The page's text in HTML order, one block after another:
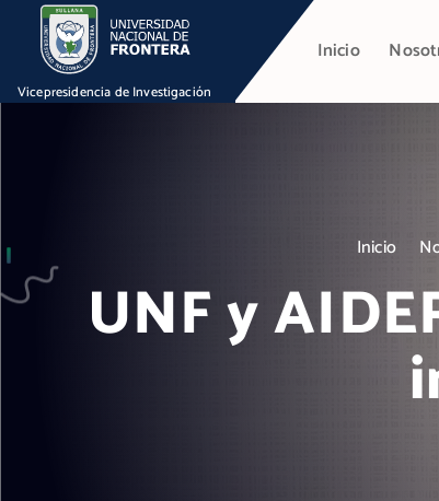
e
Vicepresidencia de Investigación
Inicio
Inicio
UNF y